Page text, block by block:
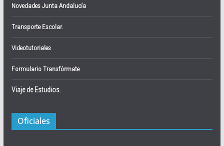
Novedades Junta Andalucía
Transporte Escolar.
Videotutoriales
Formulario Transfórmate
Viaje de Estudios.
Oficiales